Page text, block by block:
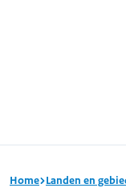
Home Landen en